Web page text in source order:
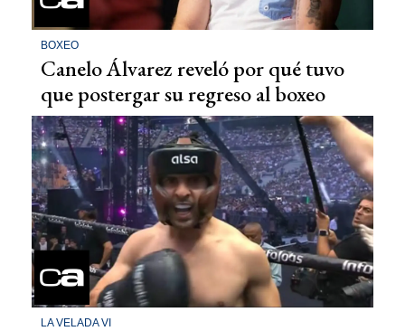
BOXEO
Canelo Álvarez reveló por qué tuvo
que postergar su regreso al boxeo
LA VELADA VI